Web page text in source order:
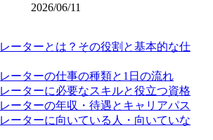
2026/06/11
ーターとは？その役割と基本的な仕
ーターの仕事の種類と1日の流れ
ーターに必要なスキルと役立つ資格
ーターの年収・待遇とキャリアパス
ーターに向いている人・向いていな